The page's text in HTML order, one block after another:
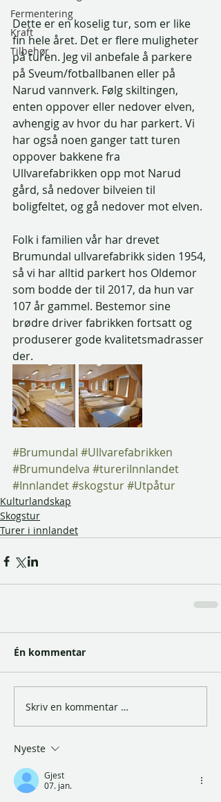
Fermentering
Kraft
Tilbehør
Dette er en koselig tur, som er like
fin hele året. Det er flere muligheter
på turen. Jeg vil anbefale å parkere
på Sveum/fotballbanen eller på
Narud vannverk. Følg skiltingen,
enten oppover eller nedover elven,
avhengig av hvor du har parkert. Vi
har også noen ganger tatt turen
oppover bakkene fra
Ullvarefabrikken opp mot Narud
gård, så nedover bilveien til
boligfeltet, og gå nedover mot elven.
Folk i familien vår har drevet
Brumundal ullvarefabrikk siden 1954,
så vi har alltid parkert hos Oldemor
som bodde der til 2017, da hun var
107 år gammel. Bestemor sine
brødre driver fabrikken fortsatt og
produserer gode kvalitetsmadrasser
der.
#Brumundal #Ullvarefabrikken
#Brumundelva #tureriInnlandet
#Innlandet#skogstur#Utpåtur
Kulturlandskap
Skogstur
Turer i innlandet
Én kommentar
Skriv en kommentar …
Nyeste
Gjest
07. jan.